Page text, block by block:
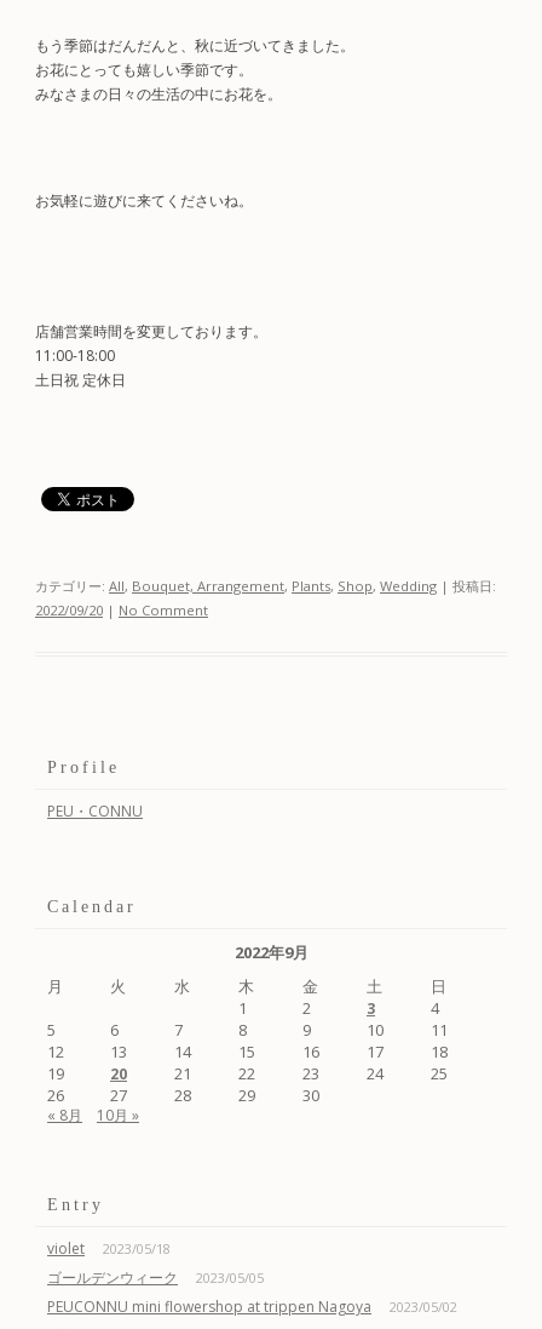
もう季節はだんだんと、秋に近づいてきました。
お花にとっても嬉しい季節です。
みなさまの日々の生活の中にお花を。
お気軽に遊びに来てくださいね。
店舗営業時間を変更しております。
11:00-18:00
土日祝 定休日
カテゴリー: All, Bouquet, Arrangement, Plants, Shop, Wedding | 投稿日:
2022/09/20 | No Comment
Profile
PEU・CONNU
Calendar
2022年9月
月
火 水 木 金 土
日
1
2 3
4
5
6 7 8 9 10
11
12
13 14 15 16 17
18
19
20 21 22 23 24
25
26
27 28 29 30
« 8月 10月 »
Entry
violet 2023/05/18
ゴールデンウィーク 2023/05/05
PEUCONNU mini flowershop at trippen Nagoya 2023/05/02